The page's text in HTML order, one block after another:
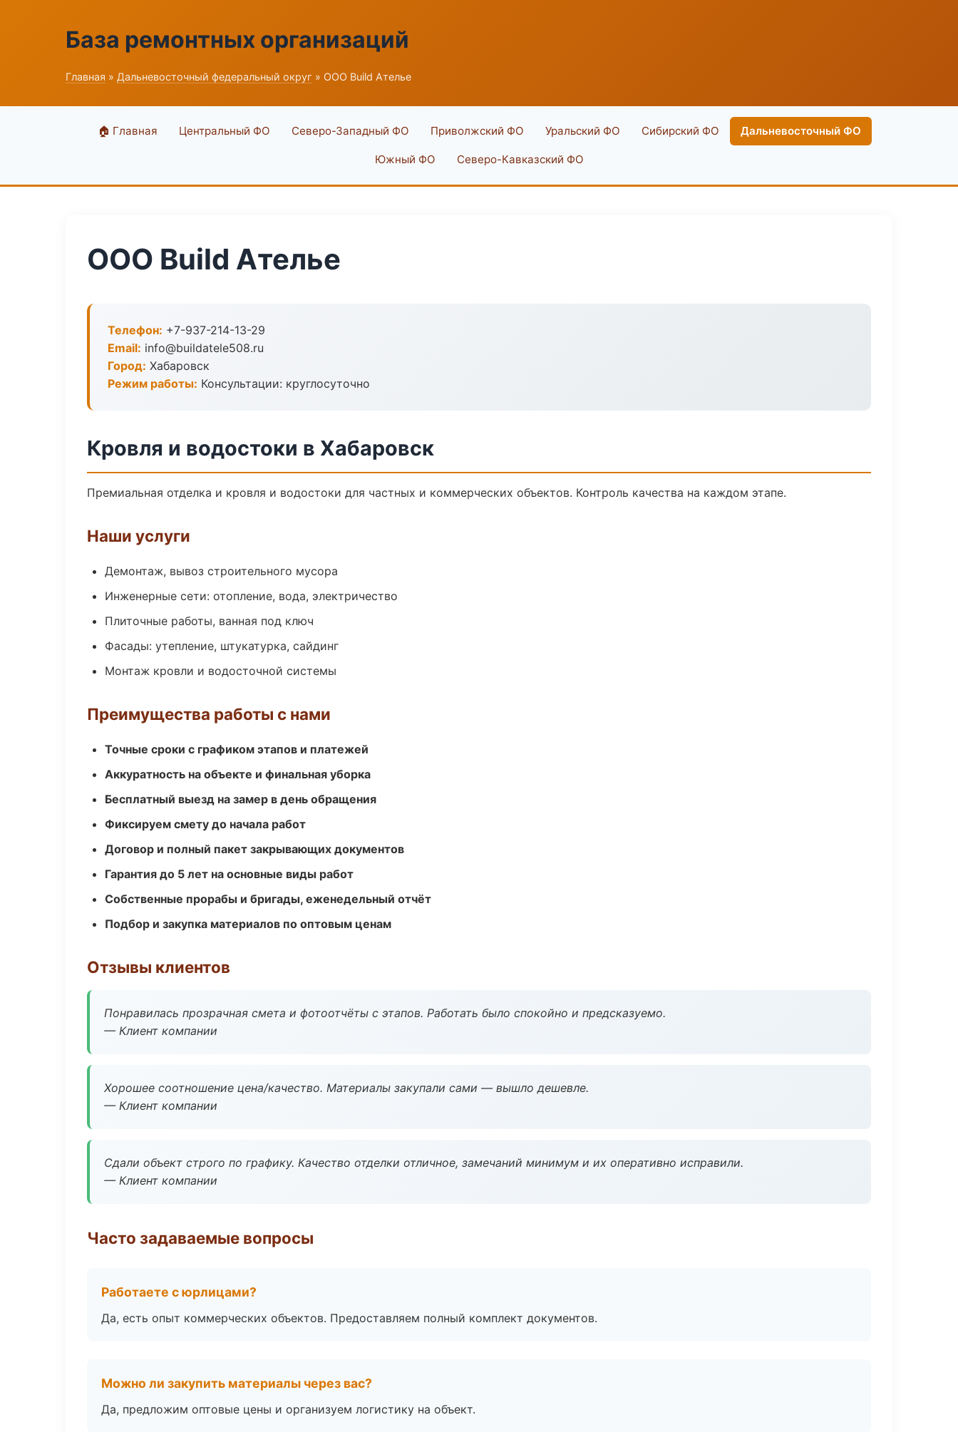
База ремонтных организаций
Главная » Дальневосточный федеральный округ » ООО Build Ателье
🏠 Главная Центральный ФО Северо-Западный ФО Приволжский ФО Уральский ФО Сибирский ФО Дальневосточный ФО
Южный ФО Северо-Кавказский ФО
ООО Build Ателье
Телефон: +7-937-214-13-29
Email: info@buildatele508.ru
Город: Хабаровск
Режим работы: Консультации: круглосуточно
Кровля и водостоки в Хабаровск
Премиальная отделка и кровля и водостоки для частных и коммерческих объектов. Контроль качества на каждом этапе.
Наши услуги
Демонтаж, вывоз строительного мусора
Инженерные сети: отопление, вода, электричество
Плиточные работы, ванная под ключ
Фасады: утепление, штукатурка, сайдинг
Монтаж кровли и водосточной системы
Преимущества работы с нами
Точные сроки с графиком этапов и платежей
Аккуратность на объекте и финальная уборка
Бесплатный выезд на замер в день обращения
Фиксируем смету до начала работ
Договор и полный пакет закрывающих документов
Гарантия до 5 лет на основные виды работ
Собственные прорабы и бригады, еженедельный отчёт
Подбор и закупка материалов по оптовым ценам
Отзывы клиентов
Понравилась прозрачная смета и фотоотчёты с этапов. Работать было спокойно и предсказуемо.
— Клиент компании
Хорошее соотношение цена/качество. Материалы закупали сами — вышло дешевле.
— Клиент компании
Сдали объект строго по графику. Качество отделки отличное, замечаний минимум и их оперативно исправили.
— Клиент компании
Часто задаваемые вопросы
Работаете с юрлицами?
Да, есть опыт коммерческих объектов. Предоставляем полный комплект документов.
Можно ли закупить материалы через вас?
Да, предложим оптовые цены и организуем логистику на объект.